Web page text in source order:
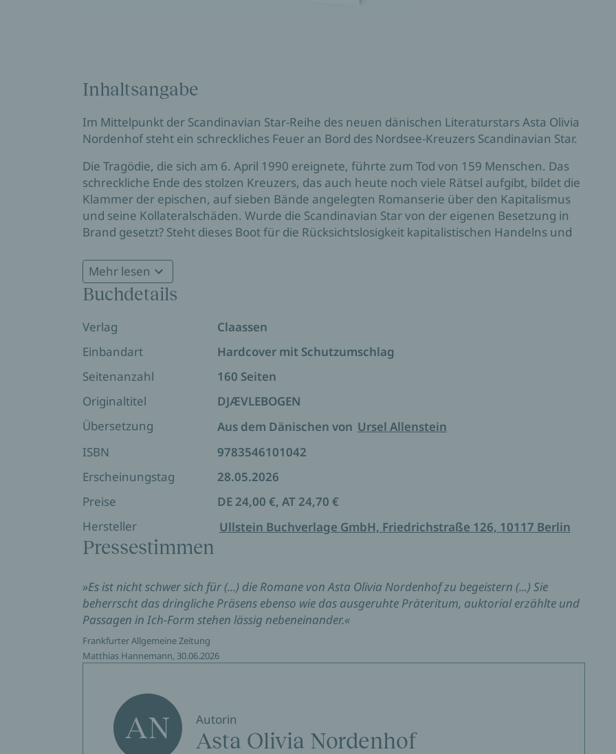
Inhaltsangabe
Im Mittelpunkt der Scandinavian Star-Reihe des neuen dänischen Literaturstars Asta Olivia
Nordenhof steht ein schreckliches Feuer an Bord des Nordsee-Kreuzers Scandinavian Star.
Die Tragödie, die sich am 6. April 1990 ereignete, führte zum Tod von 159 Menschen. Das
schreckliche Ende des stolzen Kreuzers, das auch heute noch viele Rätsel aufgibt, bildet die
Klammer der epischen, auf sieben Bände angelegten Romanserie über den Kapitalismus
und seine Kollateralschäden. Wurde die Scandinavian Star von der eigenen Besetzung in
Brand gesetzt? Steht dieses Boot für die Rücksichtslosigkeit kapitalistischen Handelns und
Olivia verbringt zwei Wochen in der Londoner Wohnung eines fremden Mannes und
beginnt, ihre Vergangenheit niederzuschreiben. Jahre zuvor verkaufte sie sich an den
Körper bot. In ihrem gemeinsamen Bett lag stets ein Küchenmesser – Symbol eines
diesen Kräften erneut, die sie damals an den Rand der Selbstzerstörung trieben, und fragt
sich, ob sie jemals wieder an Liebe glauben kann.
„In das enge Feld skandinavischer Mehrteiler-Romane, geprägt von Autoren wie Jon Fosse
und Karl Ove Knausgård, tritt ein neuer Stern: Asta Olivia Nordenhof.“
Mehr lesen
Buchdetails
Verlag
Claassen
Einbandart
Hardcover mit Schutzumschlag
Seitenanzahl
160 Seiten
Originaltitel
DJÆVLEBOGEN
Übersetzung
Aus dem Dänischen von Ursel Allenstein
ISBN
9783546101042
Erscheinungstag
28.05.2026
Preise
DE 24,00 €, AT 24,70 €
Hersteller
Ullstein Buchverlage GmbH, Friedrichstraße 126, 10117 Berlin
Pressestimmen
»Es ist nicht schwer sich für (...) die Romane von Asta Olivia Nordenhof zu begeistern (...) Sie
beherrscht das dringliche Präsens ebenso wie das ausgeruhte Präteritum, auktorial erzählte und
Passagen in Ich-Form stehen lässig nebeneinander.«
Frankfurter Allgemeine Zeitung
Matthias Hannemann, 30.06.2026
AN Autorin
Asta Olivia Nordenhof